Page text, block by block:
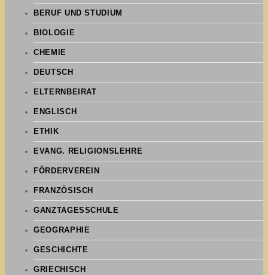
BERUF UND STUDIUM
BIOLOGIE
CHEMIE
DEUTSCH
ELTERNBEIRAT
ENGLISCH
ETHIK
EVANG. RELIGIONSLEHRE
FÖRDERVEREIN
FRANZÖSISCH
GANZTAGESSCHULE
GEOGRAPHIE
GESCHICHTE
GRIECHISCH